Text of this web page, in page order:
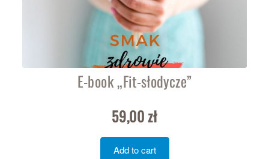
E-book „Fit-słodycze”
59,00zł
Add to cart